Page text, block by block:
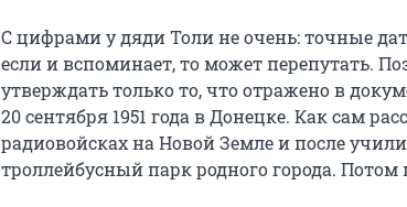
С цифрами у дяди Толи не очень: точные
если и вспоминает, то может перепутать.
утверждать только то, что отражено в
20 сентября 1951 года в Донецке. Как сам
радиовойсках на Новой Земле и после
троллейбусный парк родного города. Потом